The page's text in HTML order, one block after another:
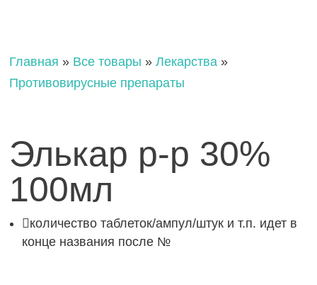
Главная » Все товары » Лекарства »
Противовирусные препараты
Элькар р-р 30%
100мл
количество таблеток/ампул/штук и т.п. идет в
конце названия после №